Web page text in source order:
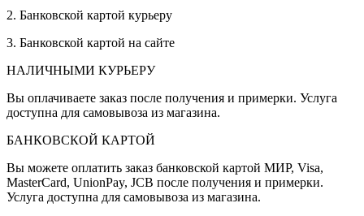
2. Банковской картой курьеру
3. Банковской картой на сайте
НАЛИЧНЫМИ КУРЬЕРУ
Вы оплачиваете заказ после получения и примерки. Услуга
доступна для самовывоза из магазина.
БАНКОВСКОЙ КАРТОЙ
Вы можете оплатить заказ банковской картой МИР, Visa,
MasterCard, UnionPay, JCB после получения и примерки.
Услуга доступна для самовывоза из магазина.